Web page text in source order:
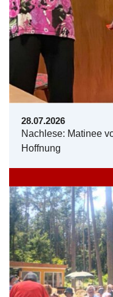
28.07.2026
Nachlese: Matinee
Hoffnung